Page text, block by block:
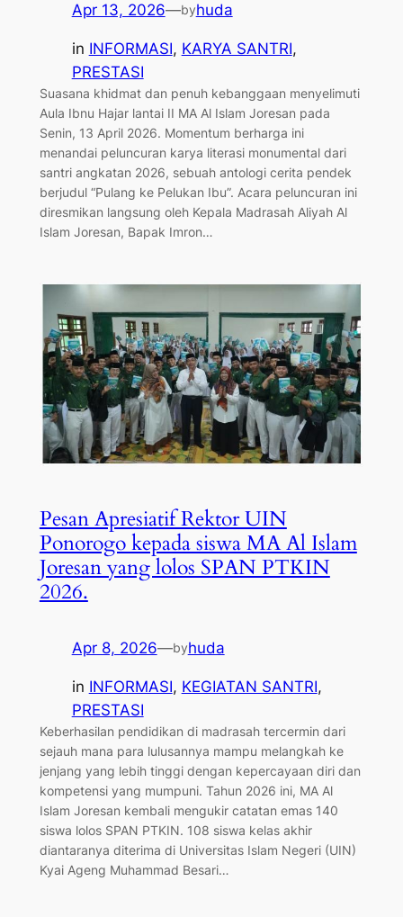
Apr 13, 2026—byhuda
in INFORMASI, KARYA SANTRI
PRESTASI
​Suasana khidmat dan penuh kebanggaan menyelimuti
Aula Ibnu Hajar lantai II MA Al Islam Joresan pada
Senin, 13 April 2026. Momentum berharga ini
menandai peluncuran karya literasi monumental dari
santri angkatan 2026, sebuah antologi cerita pendek
berjudul “Pulang ke Pelukan Ibu”. ​Acara peluncuran ini
diresmikan langsung oleh Kepala Madrasah Aliyah Al
Islam Joresan, Bapak Imron…
Pesan Apresiatif Rektor UIN
Ponorogo kepada siswa MA Al Islam
Joresan yang lolos SPAN PTKIN
2026.
Apr 8, 2026—byhuda
in INFORMASI, KEGIATAN SANTRI
PRESTASI
Keberhasilan pendidikan di madrasah tercermin dari
sejauh mana para lulusannya mampu melangkah ke
jenjang yang lebih tinggi dengan kepercayaan diri dan
kompetensi yang mumpuni. Tahun 2026 ini, MA Al
Islam Joresan kembali mengukir catatan emas 140
siswa lolos SPAN PTKIN. 108 siswa kelas akhir
diantaranya diterima di Universitas Islam Negeri (UIN)
Kyai Ageng Muhammad Besari…